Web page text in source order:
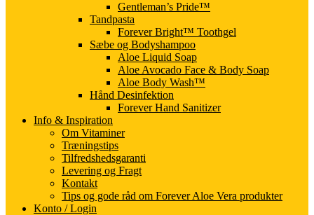
Gentleman’s Pride™
Tandpasta
Forever Bright™ Toothgel
Sæbe og Bodyshampoo
Aloe Liquid Soap
Aloe Avocado Face & Body Soap
Aloe Body Wash™
Hånd Desinfektion
Forever Hand Sanitizer
Info & Inspiration
Om Vitaminer
Træningstips
Tilfredshedsgaranti
Levering og Fragt
Kontakt
Tips og gode råd om Forever Aloe Vera produkter
Konto / Login